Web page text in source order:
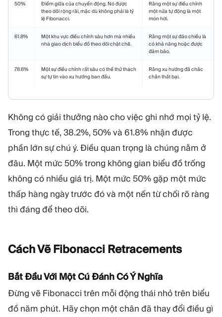
50%
Điểm giữa của chuyển động. Nó được
theo dõi rộng rãi, mặc dù không phải là tỷ
lệ Fibonacci.
Rằng một sự điều chỉnh
một nửa tự động là một
món hời.
61.8%
Một khu vực điều chỉnh sâu hơn mà nhiều
nhà giao dịch biểu đồ theo dõi chặt chẽ.
Rằng một sự đảo chiều là
có khả năng hoặc được
đảm bảo.
78.6%
Một sự điều chỉnh rất sâu có thể thử thách
sự tự tin vào xu hướng ban đầu.
Rằng xu hướng đã chắc
chắn thất bại.
Không có giải thưởng nào cho việc ghi nhớ mọi tỷ lệ.
Trong thực tế, 38.2%, 50% và 61.8% nhận được
phần lớn sự chú ý. Điều quan trọng là chúng nằm ở
đâu. Một mức 50% trong không gian biểu đồ trống
không có nhiều giá trị. Một mức 50% gặp một mức
thấp hàng ngày trước đó và một nến từ chối rõ ràng
thì đáng để theo dõi.
Cách Vẽ Fibonacci Retracements
Bắt Đầu Với Một Cú Đánh Có Ý Nghĩa
Đừng vẽ Fibonacci trên mỗi động thái nhỏ trên biểu
đồ năm phút. Hãy chọn một chân đã thay đổi điều gì